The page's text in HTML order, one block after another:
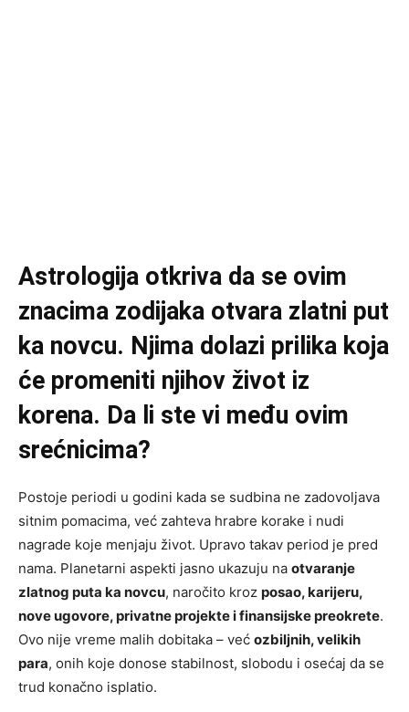
Astrologija otkriva da se ovim
znacima zodijaka otvara zlatni put
ka novcu. Njima dolazi prilika koja
će promeniti njihov život iz
korena. Da li ste vi među ovim
srećnicima?
Postoje periodi u godini kada se sudbina ne zadovoljava
sitnim pomacima, već zahteva hrabre korake i nudi
nagrade koje menjaju život. Upravo takav period je pred
nama. Planetarni aspekti jasno ukazuju na otvaranje
zlatnog puta ka novcu, naročito kroz posao, karijeru,
nove ugovore, privatne projekte i finansijske preokrete.
Ovo nije vreme malih dobitaka – već ozbiljnih, velikih
para, onih koje donose stabilnost, slobodu i osećaj da se
trud konačno isplatio.